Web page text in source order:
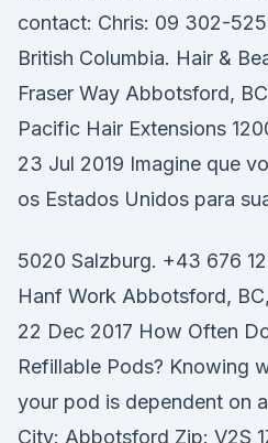
contact: Chris: 09 302-
British Columbia. Hair &
Fraser Way Abbotsford,
Pacific Hair Extensions
23 Jul 2019 Imagine que
os Estados Unidos para
5020 Salzburg. +43 676
Hanf Work Abbotsford,
22 Dec 2017 How Often
Refillable Pods? Knowing
your pod is dependent on
City: Abbotsford Zip: V2S